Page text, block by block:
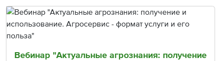
Вебинар "Актуальные агрознания: получение